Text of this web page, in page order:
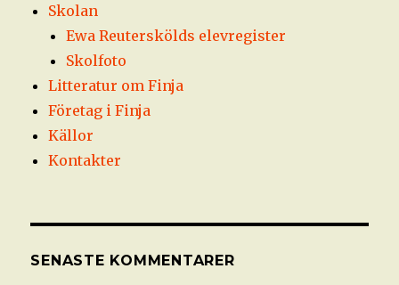
Skolan
Ewa Reuterskölds elevregister
Skolfoto
Litteratur om Finja
Företag i Finja
Källor
Kontakter
SENASTE KOMMENTARER